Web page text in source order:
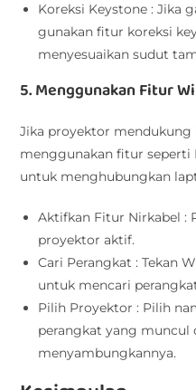
Koreksi Keystone : Jika
gunakan fitur koreksi
menyesuaikan sudut
5. Menggunakan Fitur
Jika proyektor mendukung
menggunakan fitur seperti
untuk menghubungkan
Aktifkan Fitur Nirkabel :
proyektor aktif.
Cari Perangkat : Tekan
untuk mencari
Pilih Proyektor : Pilih
perangkat yang
menyambungkannya.